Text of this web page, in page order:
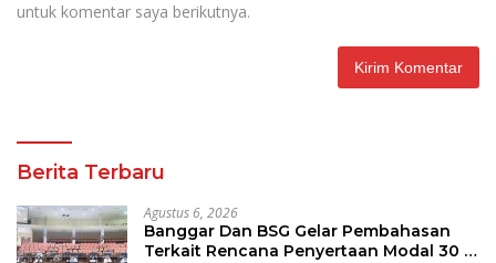
untuk komentar saya berikutnya.
Berita Terbaru
Agustus 6, 2026
Banggar Dan BSG Gelar Pembahasan
Terkait Rencana Penyertaan Modal 30 M